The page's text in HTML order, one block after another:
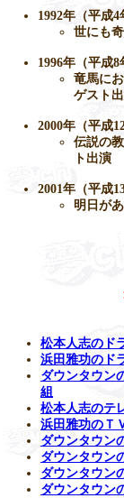
1992年（平成4
世にも
1996年（平成8
竜馬に
ゲスト
2000年（平成
伝説の
ト出演
2001年（平成
明日が
松本人志のド
浜田雅功のド
ダウンタウン
組
松本人志のテ
浜田雅功のＴ
ダウンタウン
ダウンタウン
ダウンタウン
ダウンタウン